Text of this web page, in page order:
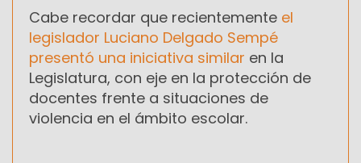
Cabe recordar que recientemente el
legislador Luciano Delgado Sempé
presentó una iniciativa similar en la
Legislatura, con eje en la protección de
docentes frente a situaciones de
violencia en el ámbito escolar.